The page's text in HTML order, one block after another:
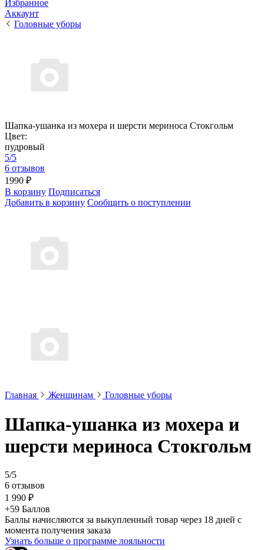
Избранное
Аккаунт
Головные уборы
Шапка-ушанка из мохера и шерсти мериноса Стокгольм
Цвет:
пудровый
5/5
6 отзывов
1990 ₽
В корзину Подписаться
Добавить в корзину Сообщить о поступлении
Главная Женщинам Головные уборы
Шапка-ушанка из мохера и
шерсти мериноса Стокгольм
5/5
6 отзывов
1 990 ₽
+59 Баллов
Баллы начисляются за выкупленный товар через 18 дней с
момента получения заказа
Узнать больше о программе лояльности